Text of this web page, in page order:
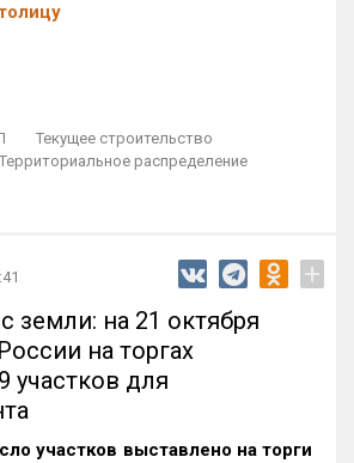
Текущее строительство
Территориальное распределение
+
земли: на 21 октября
на торгах
участков для
участков выставлено на торги